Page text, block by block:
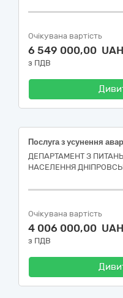
Очікувана вартість
6 549 000,00 UAH
з ПДВ
ДЕПАРТАМЕНТ З ПИТАНЬ
НАСЕЛЕННЯ
Очікувана вартість
4 006 000,00 UAH
з ПДВ